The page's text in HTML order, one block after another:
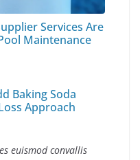
Services Are
Maintenance
Baking Soda
Approach
euismod convallis